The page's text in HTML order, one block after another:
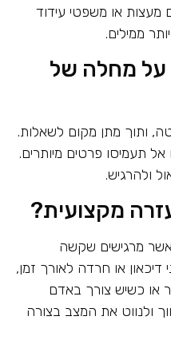
מעצות או משפטי עידוד
ממילים.
על מחלה של
ותוך מתן מקום לשאלות.
תעמיסו פרטים מיותרים.
ולהרגיש.
מקצועית?
מרגישים שקשה
או חרדה לאורך זמן,
כשיש צורך באדם
ולנווט את המצב בצורה